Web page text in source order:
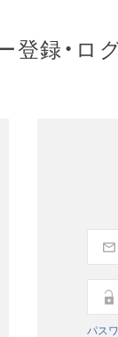
登録・ロ
パス